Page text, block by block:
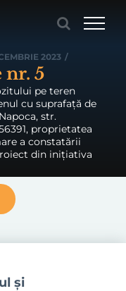
2023 /
nr. 5
pe teren
cu suprafață de
str.
proprietatea
a constatării
din inițiativa
şi